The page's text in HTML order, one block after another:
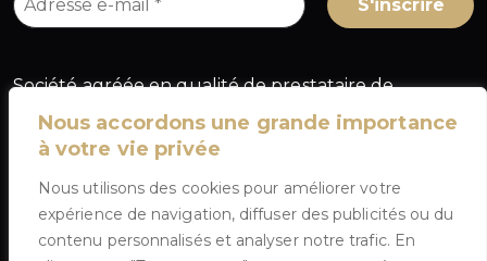
Nous accordons une grande importance
à votre vie privée
Nous utilisons des cookies pour améliorer votre
expérience de navigation, diffuser des publicités ou du
contenu personnalisés et analyser notre trafic. En
Société agréée en qualité de prestataire de
services sur crypto-actifs (PSCA) au titre du
règlement européen MiCA, sous le numéro
financiers (AMF) en France.